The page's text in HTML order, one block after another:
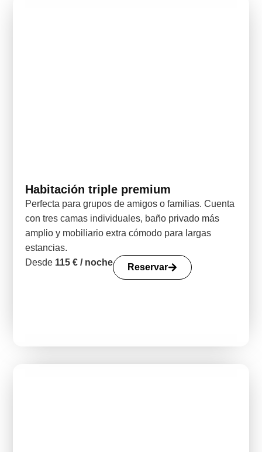
Habitación triple premium
Perfecta para grupos de amigos o familias. Cuenta
con tres camas individuales, baño privado más
amplio y mobiliario extra cómodo para largas
estancias.
Desde 115 € / noche Reservar